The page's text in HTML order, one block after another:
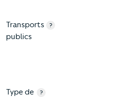
Transports
publics
?
Type de ?